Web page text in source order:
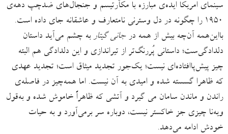
سینمای امریکا ایده‌ی مبارزه با مکآرتیسم و جنجال‌های ضدچپ دهه‌ی
۱۹۵۰ را چگونه در دل وسترنی نامتعارف و عاشقانه جای داده است.
بااین‌همه آن‌چه بیش از همه درجانی گیتار به چشم می‌آید داستان
دلدادگی‌ست؛ داستانی پُررنگ‌تر از تیراندازی‌ و این دلدادگی هم البته
چیز پیش‌پا‌افتاده‌ای نیست؛ یک‌جور تجدید میثاق است؛ تجدید عهدی
که ظاهرا گسسته شده و امیدی به آن نیست. اما همه‌چیز در فاصله‌ی
راندن و ماندن سامان می گیرد و آتشی که ظاهراً خاموش شده و به‌قول
ویه‌نا چیزی جز خاکستر نیست، دوباره سر برمی‌آورد و به حیات
خودش ادامه می‌دهد.